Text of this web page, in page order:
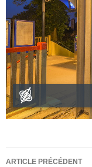
Navigation
ARTICLE PRÉCÉDENT